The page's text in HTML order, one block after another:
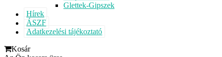
Glettek-Gipszek
Hírek
ÁSZF
Adatkezelési tájékoztató
Kosár